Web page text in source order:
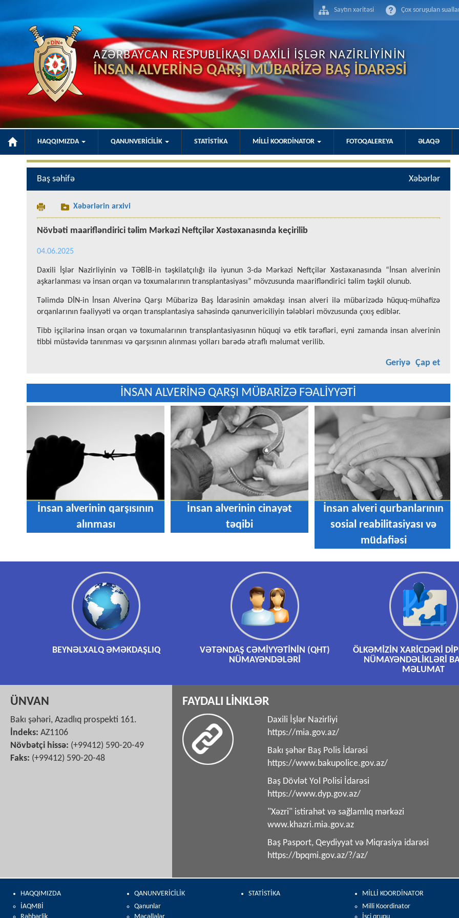
AZƏRBAYCAN RESPUBLİKASI DAXİLİ İŞLƏR NAZİRLİYİNİN
İNSAN ALVERİNƏ QARŞI MÜBARİZƏ BAŞ İDARƏSİ
Saytın xəritəsi Çox soruşulan
HAQQIMIZDA QANUNVERİCİLİK STATİSTİKA MİLLİ KOORDİNATOR FOTOQALEREYA ƏLAQƏ
Baş səhifə Xəbərlər
Xəbərlərin arxivi
Növbəti maarifləndirici təlim Mərkəzi Neftçilər Xəstəxanasında keçirilib
04.06.2025
Daxili İşlər Nazirliyinin və TƏBİB-in təşkilatçılığı ilə iyunun 3-də Mərkəzi Neftçilər Xəstəxanasında “İnsan alverinin
aşkarlanması və insan orqan və toxumalarının transplantasiyası” mövzusunda maarifləndirici təlim təşkil olunub.
Təlimdə DİN-in İnsan Alverinə Qarşı Mübarizə Baş İdarəsinin əməkdaşı insan alveri ilə mübarizədə hüquq-mühafizə
orqanlarının fəaliyyəti və orqan transplantasiya sahəsində qanunvericiliyin tələbləri mövzusunda çıxış ediblər.
Tibb işçilərinə insan orqan və toxumalarının transplantasiyasının hüquqi və etik tərəfləri, eyni zamanda insan alverinin
tibbi müstəvidə tanınması və qarşısının alınması yolları barədə ətraflı məlumat verilib.
Çap et
Geriyə
İNSAN ALVERİNƏ QARŞI MÜBARİZƏ FƏALİYYƏTİ
İnsan alverinin qarşısının
alınması
İnsan alverinin cinayət
təqibi
İnsan alveri qurbanlarının
sosial reabilitasiyası və
müdafiəsi
BEYNƏLXALQ ƏMƏKDAŞLIQ
VƏTƏNDAŞ CƏMİYYƏTİNİN (QHT)
NÜMAYƏNDƏLƏRİ
ÖLKƏMİZİN XARİCDƏKİ
NÜMAYƏNDƏLİKLƏRİ
MƏLUMAT
ÜNVAN
Bakı şəhəri, Azadlıq prospekti 161.
İndeks: AZ1106
Növbətçi hissə: (+99412) 590-20-49
Faks: (+99412) 590-20-48
FAYDALI LİNKLƏR
Daxili İşlər Nazirliyi
https://mia.gov.az/
Bakı şəhər Baş Polis İdarəsi
https://www.bakupolice.gov.az/
Baş Dövlət Yol Polisi İdarəsi
https://www.dyp.gov.az/
"Xəzri" istirahət və sağlamlıq mərkəzi
www.khazri.mia.gov.az
Baş Pasport, Qeydiyyat və Miqrasiya idarəsi
https://bpqmi.gov.az/?/az/
HAQQIMIZDA
İAQMBİ
QANUNVERİCİLİK
Qanunlar
STATİSTİKA
MİLLİ KOORDİNATOR
Milli Koordinator